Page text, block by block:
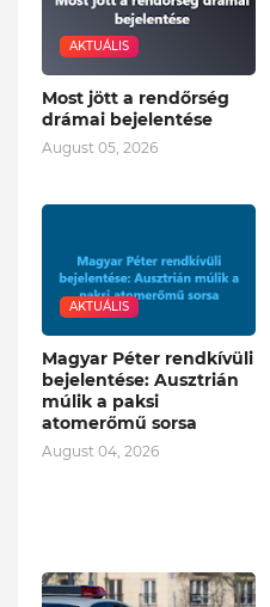
AKTUÁLIS
Most jött a rendőrség
drámai bejelentése
August 05, 2026
AKTUÁLIS
Magyar Péter rendkívüli
bejelentése: Ausztrián
múlik a paksi
atomerőmű sorsa
August 04, 2026